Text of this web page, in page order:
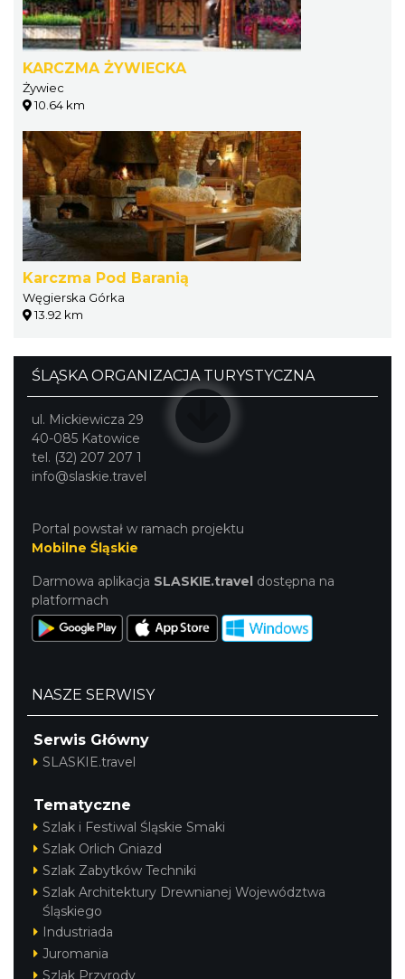
KARCZMA ŻYWIECKA
Żywiec
10.64 km
Karczma Pod Baranią
Węgierska Górka
13.92 km
ŚLĄSKA ORGANIZACJA TURYSTYCZNA
ul. Mickiewicza 29
40-085 Katowice
tel. (32) 207 207 1
info@slaskie.travel
Portal powstał w ramach projektu
Mobilne Śląskie
Darmowa aplikacja SLASKIE.travel dostępna na
platformach
NASZE SERWISY
Serwis Główny
SLASKIE.travel
Tematyczne
Szlak i Festiwal Śląskie Smaki
Szlak Orlich Gniazd
Szlak Zabytków Techniki
Szlak Architektury Drewnianej Województwa
Śląskiego
Industriada
Juromania
Szlak Przyrody